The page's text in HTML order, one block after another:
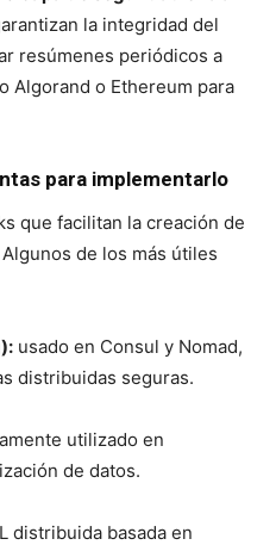
la integridad del
resúmenes periódicos a
Algorand o Ethereum para
para implementarlo
que facilitan la creación de
de los más útiles
usado en Consul y Nomad,
distribuidas seguras.
utilizado en
de datos.
distribuida basada en